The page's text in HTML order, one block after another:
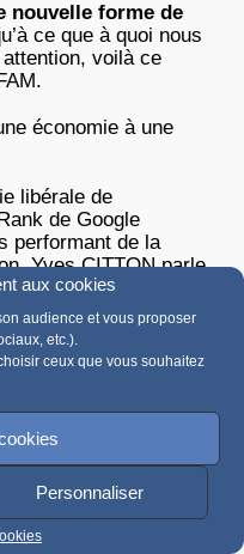
aux cookies
audience et vous proposer
etc.).
ceux que vous souhaitez
Personnaliser
nouvelle forme de
ce que à quoi nous
voilà ce
économie à une
libérale de
de Google
performant de la
Yves CITTON parle
qui fonctionne sur
par agrégation
« vous valez ce
est consacrée »
déséquilibre entre la
mis à
par jour) sur le net
intelligente et
il s’échange plus